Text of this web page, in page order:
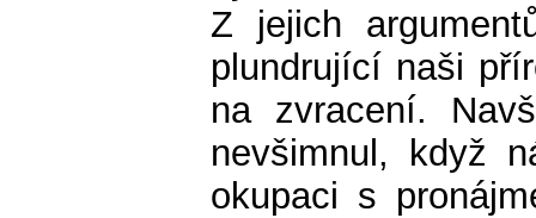
Z jejich
plundrující naši
na zvracení.
nevšimnul, když
okupaci s